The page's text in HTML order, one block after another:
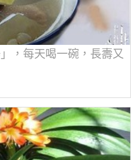
，每天喝一碗，長壽又